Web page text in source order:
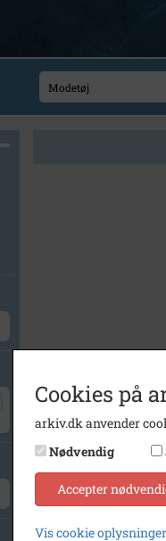
Cookies på
arkiv.dk anvender
Nødvendig
Accepter
Vis cookie oplysninger